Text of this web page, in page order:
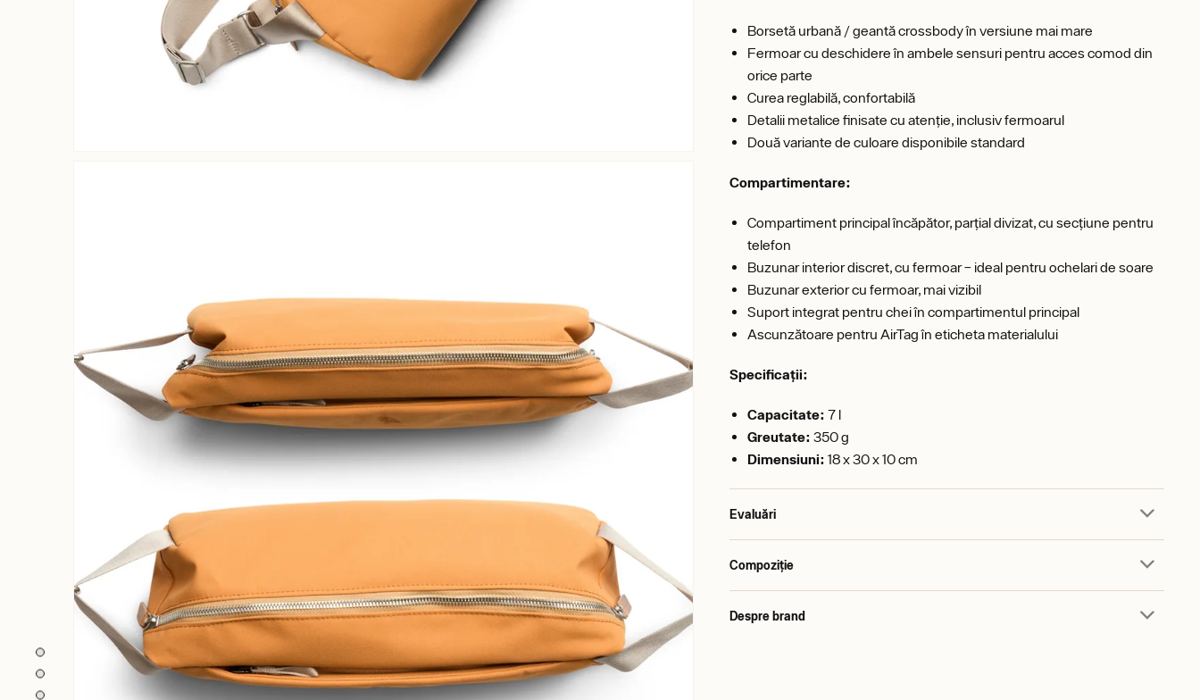
Borsetă urbană / geantă crossbody în versiune mai mare
Fermoar cu deschidere în ambele sensuri pentru acces comod din
orice parte
Curea reglabilă, confortabilă
Detalii metalice finisate cu atenție, inclusiv fermoarul
Două variante de culoare disponibile standard
Compartimentare:
Compartiment principal încăpător, parțial divizat, cu secțiune pentru
telefon
Buzunar interior discret, cu fermoar – ideal pentru ochelari de soare
Buzunar exterior cu fermoar, mai vizibil
Suport integrat pentru chei în compartimentul principal
Ascunzătoare pentru AirTag în eticheta materialului
Specificații:
Capacitate: 7 l
Greutate: 350 g
Dimensiuni: 18 x 30 x 10 cm
Evaluări
Compoziție
Despre brand